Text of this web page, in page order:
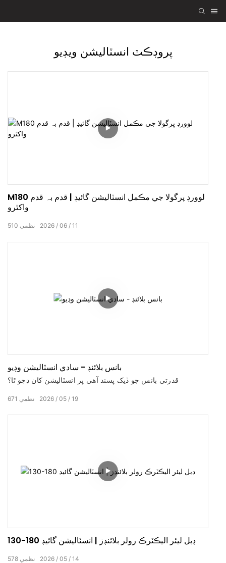
پروڊڪٽ انسٽاليشن ويڊيو
M180 لوورڊ پرگولا جي مڪمل انسٽاليشن گائيڊ | قدم بہ قدم
واکٿرو
2026 06 11
510 نظمي
بانس بلائنڊ - سادي انسٽاليشن وڊيو
قدرتي بانس جو ڏيک پسند آهي پر انسٽاليشن کان ڊڄو ٿا؟
2026 05 19
671 نظمي
130-180 ڊبل ليئر اليڪٽرڪ رولر بلائنڊز | انسٽاليشن گائيڊ
2026 05 14
578 نظمي